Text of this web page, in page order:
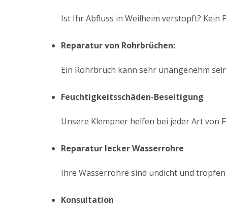
Ist Ihr Abfluss in Weilheim verstopft? Kein
Reparatur von Rohrbrüchen:
Ein Rohrbruch kann sehr unangenehm
Feuchtigkeitsschäden-Beseitigung
Unsere Klempner helfen bei jeder Art von
Reparatur lecker Wasserrohre
Ihre Wasserrohre sind undicht und
Konsultation